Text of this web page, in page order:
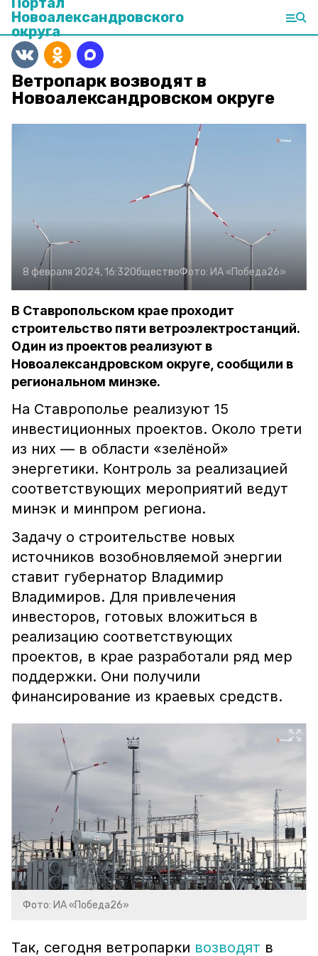
Новоалександровского
округа
Ветропарк возводят в
Новоалександровском округе
8 февраля 2024, 16:32ОбществоФото: ИА «Победа26»
В Ставропольском крае проходит
строительство пяти ветроэлектростанций.
Один из проектов реализуют в
Новоалександровском округе, сообщили в
региональном минэке.
На Ставрополье реализуют 15
инвестиционных проектов. Около трети
из них — в области «зелёной»
энергетики. Контроль за реализацией
соответствующих мероприятий ведут
минэк и минпром региона.
Задачу о строительстве новых
источников возобновляемой энергии
ставит губернатор Владимир
Владимиров. Для привлечения
инвесторов, готовых вложиться в
реализацию соответствующих
проектов, в крае разработали ряд мер
поддержки. Они получили
финансирование из краевых средств.
Фото: ИА «Победа26»
Так, сегодня ветропарки возводят в